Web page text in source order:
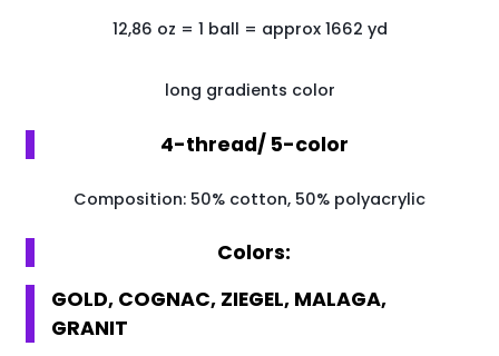
12,86 oz = 1 ball = approx 1662 yd
long gradients color
4-thread/ 5-color
Composition: 50% cotton, 50% polyacrylic
Colors:
GOLD, COGNAC, ZIEGEL, MALAGA,
GRANIT